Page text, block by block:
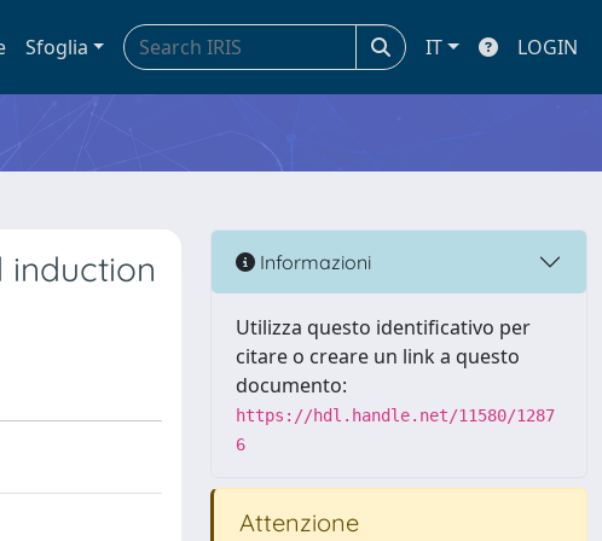
Sfoglia IT LOGIN
Informazioni
Utilizza questo identificativo per
citare o creare un link a questo
documento:
https://hdl.handle.net/11580/1287
6
Attenzione